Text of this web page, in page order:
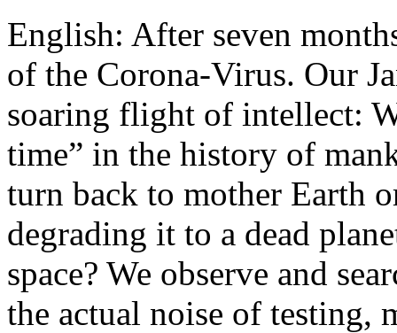
English: After seven
of the Corona-Virus. Our
soaring flight of intellect:
time” in the history of
turn back to mother Earth
degrading it to a dead
space? We observe and
the actual noise of testing,